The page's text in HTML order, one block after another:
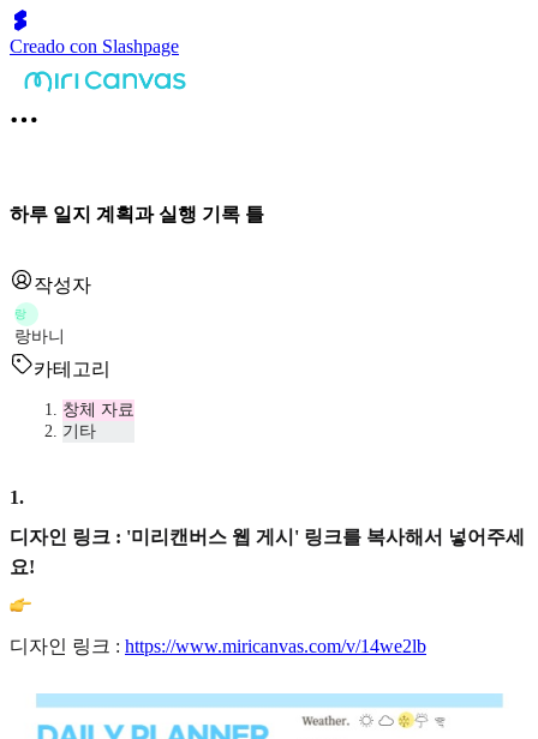
Creado con Slashpage
하루 일지 계획과 실행 기록 틀
작성자
랑
랑바니
카테고리
창체 자료
기타
1.
디자인 링크 : '미리캔버스 웹 게시' 링크를 복사해서 넣어주세
요!
디자인 링크 : https://www.miricanvas.com/v/14we2lb